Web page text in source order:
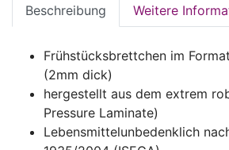
Beschreibung Weitere
Frühstücksbrettchen im
(2mm dick)
hergestellt aus dem extrem
Pressure Laminate)
Lebensmittelunbedenklich